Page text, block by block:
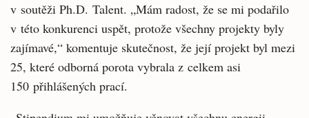
v soutěži Ph.D. Talent. „Mám radost, že se mi podařilo
v této konkurenci uspět, protože všechny projekty byly
zajímavé,“ komentuje skutečnost, že její projekt byl mezi
25, které odborná porota vybrala z celkem asi
150 přihlášených prací.